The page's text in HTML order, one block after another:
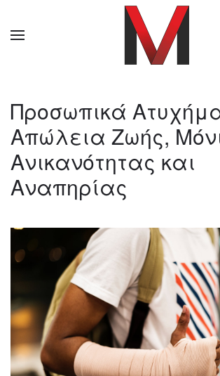
Προσωπικά
Απώλεια Ζωής,
Ανικανότητας και
Αναπηρίας